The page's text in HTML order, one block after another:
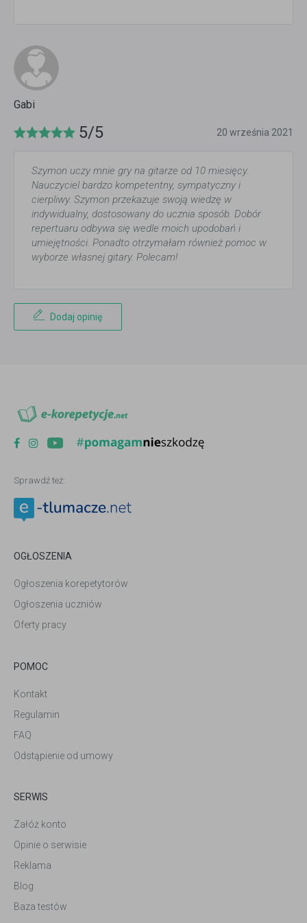
Gabi
5/5 20 września 2021
Szymon uczy mnie gry na gitarze od 10 miesięcy.
Nauczyciel bardzo kompetentny, sympatyczny i
cierpliwy. Szymon przekazuje swoją wiedzę w
indywidualny, dostosowany do ucznia sposób. Dobór
repertuaru odbywa się wedle moich upodobań i
umiejętności. Ponadto otrzymałam również pomoc w
wyborze własnej gitary. Polecam!
Dodaj opinię
Sprawdź też:
OGŁOSZENIA
Ogłoszenia korepetytorów
Ogłoszenia uczniów
Oferty pracy
POMOC
Kontakt
Regulamin
FAQ
Odstąpienie od umowy
SERWIS
Załóż konto
Opinie o serwisie
Reklama
Blog
Baza testów